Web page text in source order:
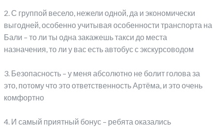
2. С группой весело, нежели одной, да и экономически
выгодней, особенно учитывая особенности транспорта на
Бали – то ли ты одна закажешь такси до места
назначения, то ли у вас есть автобус с экскурсоводом
3. Безопасность – у меня абсолютно не болит голова за
это, потому что это ответственность Артёма, и это очень
комфортно
4. И самый приятный бонус – ребята оказались